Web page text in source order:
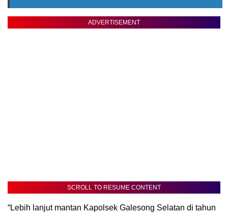
ADVERTISEMENT
SCROLL TO RESUME CONTENT
“Lebih lanjut mantan Kapolsek Galesong Selatan di tahun